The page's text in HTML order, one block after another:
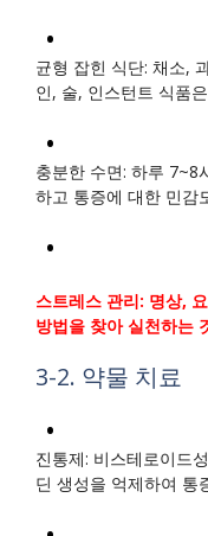
균형 잡힌 식단: 채소,
인, 술, 인스턴트 식품
충분한 수면: 하루 7~8
하고 통증에 대한 민감
스트레스 관리: 명상,
방법을 찾아 실천하는
3-2. 약물 치료
진통제: 비스테로이드
딘 생성을 억제하여 통